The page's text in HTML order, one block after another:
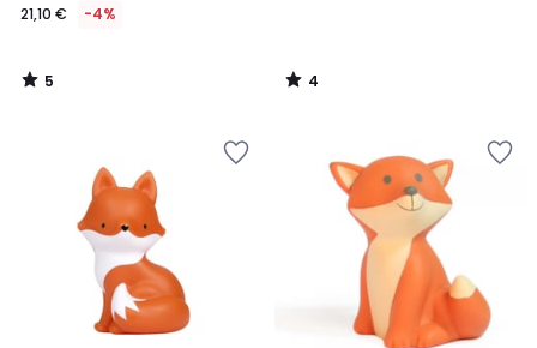
21,10 € -4%
5
/
4
/